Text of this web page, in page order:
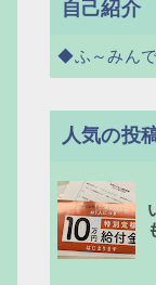
自己紹介
◆ふ～みん
人気の投